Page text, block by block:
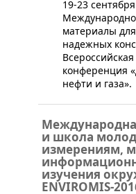
19-23
материалы
надежных
конференция
нефти и газа».
и школа
измерениям,
изучения
ENVIROMIS-